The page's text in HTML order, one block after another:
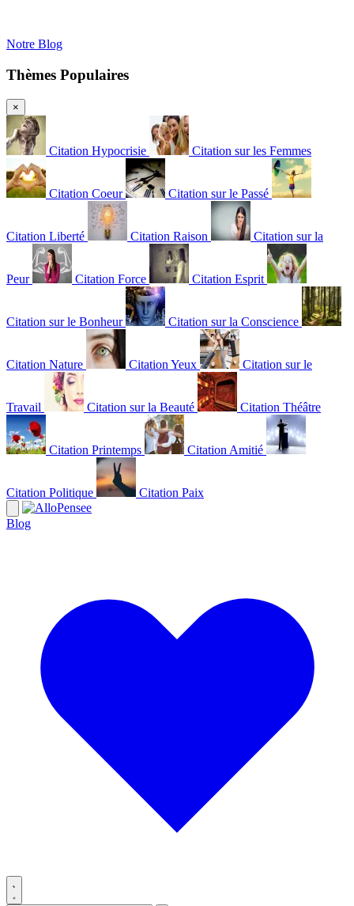
Notre Blog
Thèmes Populaires
×
Citation Hypocrisie Citation sur les Femmes
Citation Coeur Citation sur le Passé
Citation Liberté Citation Raison Citation sur la
Peur Citation Force Citation Esprit
Citation sur le Bonheur Citation sur la Conscience
Citation Nature Citation Yeux Citation sur le
Travail Citation sur la Beauté Citation Théâtre
Citation Printemps Citation Amitié
Citation Politique Citation Paix
Blog